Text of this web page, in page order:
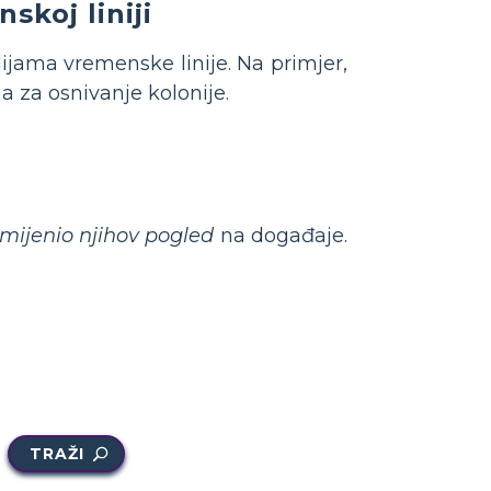
liniji
vremenske linije. Na primjer,
za osnivanje kolonije.
njihov pogled na događaje.
TRAŽI